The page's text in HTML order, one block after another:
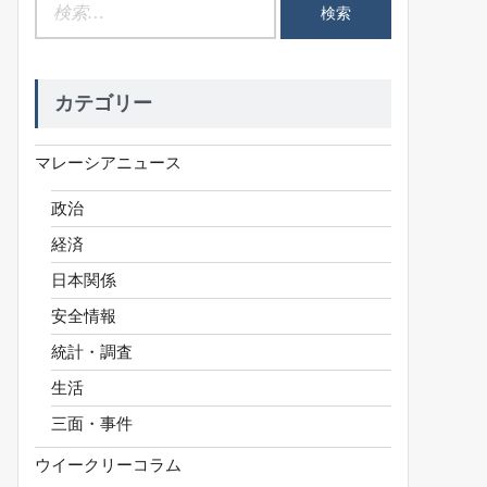
カテゴリー
マレーシアニュース
政治
経済
日本関係
安全情報
統計・調査
生活
三面・事件
ウイークリーコラム